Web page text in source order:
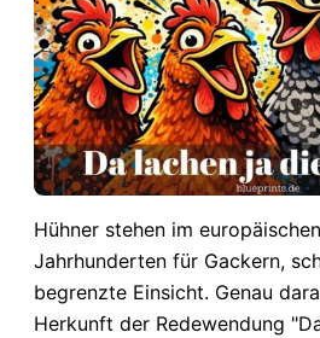
Hühner stehen im
Jahrhunderten für Gackern,
begrenzte Einsicht. Genau
Herkunft der Redewendung